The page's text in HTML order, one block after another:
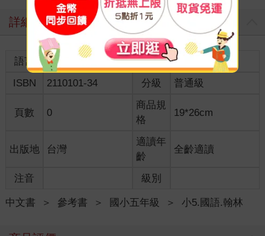
詳細資料
語言 中文繁體 裝訂
紙本平裝
ISBN
2110101-34 分級 普通級
頁數 0
商品規
格
19*26cm
出版地 台灣
適讀年
齡
全齡適讀
注音 級別
中文書 ＞ 參考書 ＞ 國小五年級 ＞ 小5.國語.翰林